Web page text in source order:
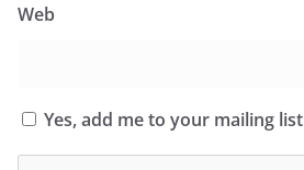
Web
Yes, add me to your mailing list